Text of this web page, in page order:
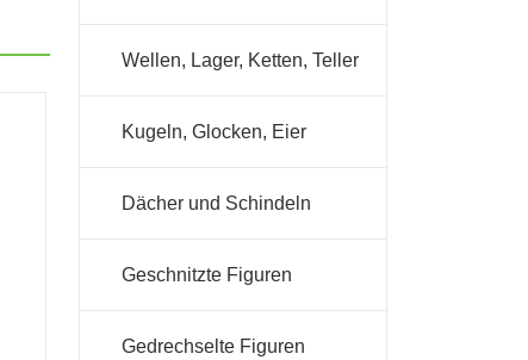
Wellen, Lager, Ketten, Teller
Kugeln, Glocken, Eier
Dächer und Schindeln
Geschnitzte Figuren
Gedrechselte Figuren